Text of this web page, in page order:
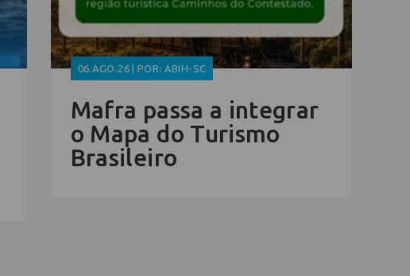
06.AGO.26 | POR: ABIH-SC
Mafra passa a integrar
o Mapa do Turismo
Brasileiro